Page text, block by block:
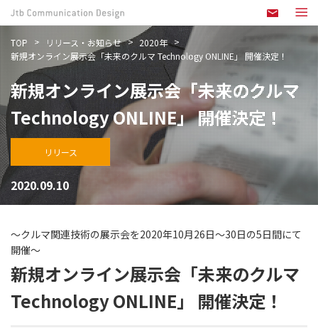
TOP リリース・お知らせ
2020年
新規オンライン展示会「未来のクルマ Technology ONLINE」 開催決定！
新規オンライン展示会「未来のクルマ
Technology ONLINE」 開催決定！
リリース
2020.09.10
～クルマ関連技術の展示会を2020年10月26日～30日の5日間にて
開催～
新規オンライン展示会「未来のクルマ
Technology ONLINE」 開催決定！